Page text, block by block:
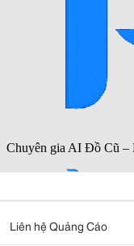
Liên hệ Quảng Cáo